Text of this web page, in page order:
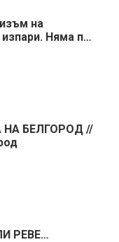
на
Няма п…
НА БЕЛГОРОД //
РЕВЕ…